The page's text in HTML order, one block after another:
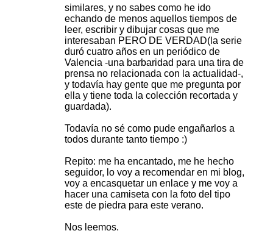
similares, y no sabes como he ido
echando de menos aquellos tiempos de
leer, escribir y dibujar cosas que me
interesaban PERO DE VERDAD(la serie
duró cuatro años en un periódico de
Valencia -una barbaridad para una tira de
prensa no relacionada con la actualidad-,
y todavía hay gente que me pregunta por
ella y tiene toda la colección recortada y
guardada).
Todavía no sé como pude engañarlos a
todos durante tanto tiempo :)
Repito: me ha encantado, me he hecho
seguidor, lo voy a recomendar en mi blog,
voy a encasquetar un enlace y me voy a
hacer una camiseta con la foto del tipo
este de piedra para este verano.
Nos leemos.